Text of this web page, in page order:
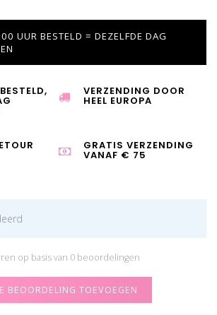
UUR BESTELD = DEZELFDE DAG
VERZENDING DOOR
HEEL EUROPA
GRATIS VERZENDING
VANAF € 75
op basis van 0 beoordelingen
BEOORDELING TOEVOEGEN